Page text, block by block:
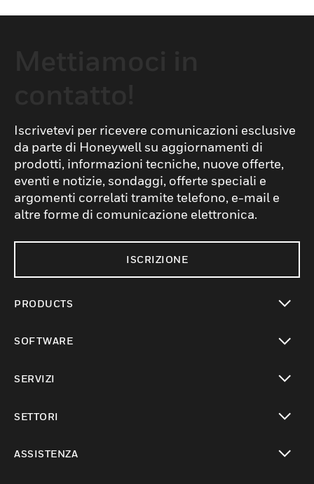
Iscrivetevi per ricevere comunicazioni esclusive
da parte di Honeywell su aggiornamenti di
prodotti, informazioni tecniche, nuove offerte,
eventi e notizie, sondaggi, offerte speciali e
argomenti correlati tramite telefono, e-mail e
altre forme di comunicazione elettronica.
ISCRIZIONE
PRODUCTS
SOFTWARE
SERVIZI
SETTORI
ASSISTENZA